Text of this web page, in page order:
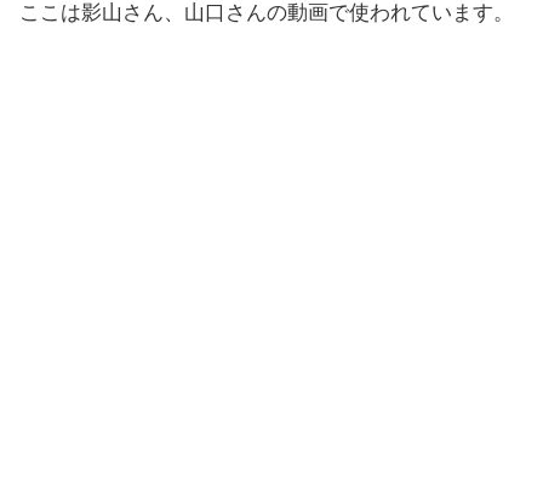
ここは影山さん、山口さんの動画で使われています。